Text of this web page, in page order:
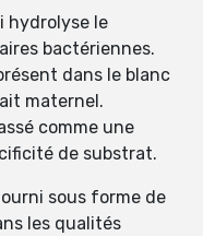
hydrolyse le
bactériennes.
dans le blanc
maternel.
comme une
de substrat.
sous forme de
les qualités